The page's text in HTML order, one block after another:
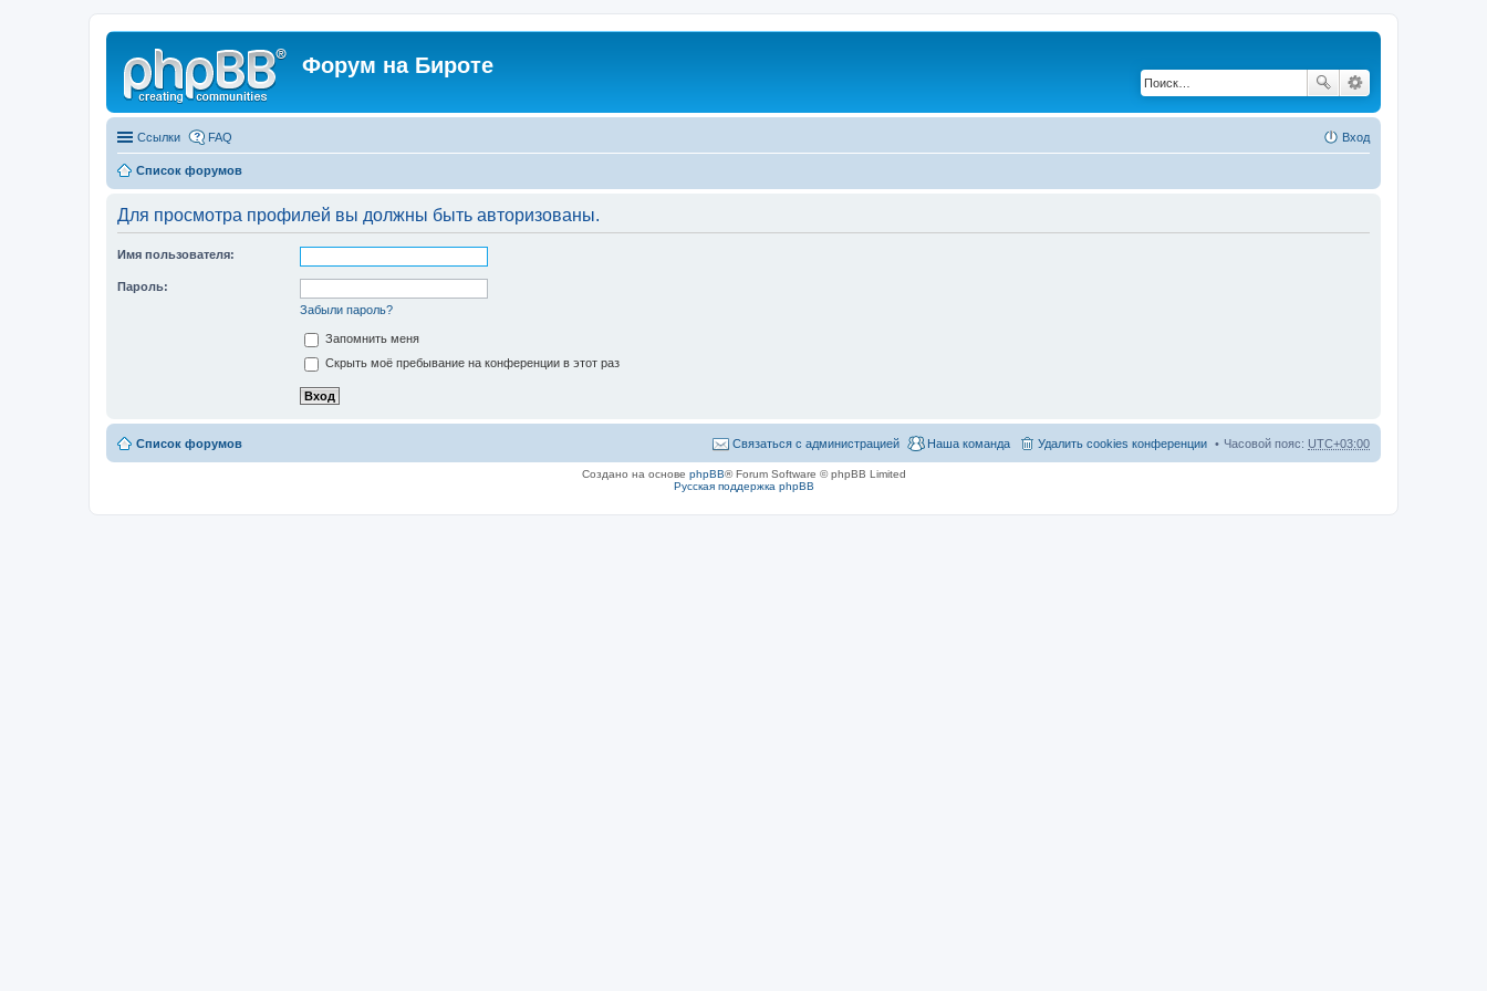
Форум на Бироте
Ссылки FAQ Вход
Список форумов
Для просмотра профилей вы должны быть авторизованы.
Имя пользователя:
Пароль:
Забыли пароль?
Запомнить меня
Скрыть моё пребывание на конференции в этот раз
Список форумов Часовой пояс: UTC+03:00
Удалить cookies конференции
Наша команда
Связаться с администрацией
Создано на основе phpBB® Forum Software © phpBB Limited
Русская поддержка phpBB